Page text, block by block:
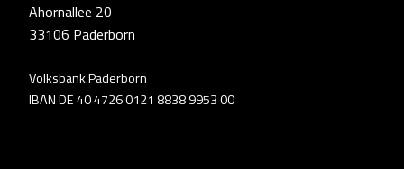
Ahornallee 20
33106 Paderborn
Volksbank Paderborn
IBAN DE 40 4726 0121 8838 9953 00